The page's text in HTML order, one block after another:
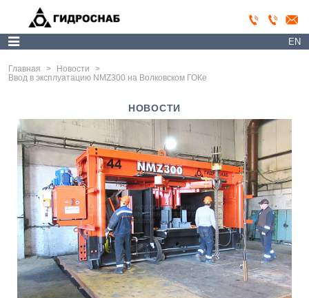
EN
Главная > Новости
>
Ввод в эксплуатацию NMZ300 на Волковском ГОКе
НОВОСТИ